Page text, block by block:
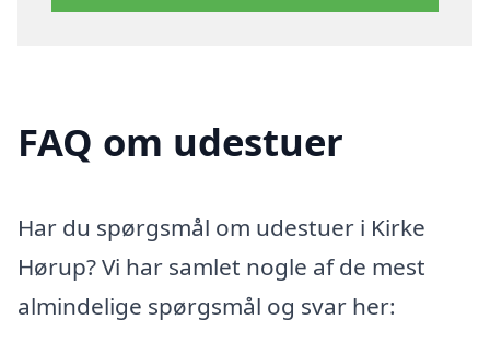
FAQ om udestuer
Har du spørgsmål om udestuer i Kirke
Hørup? Vi har samlet nogle af de mest
almindelige spørgsmål og svar her: